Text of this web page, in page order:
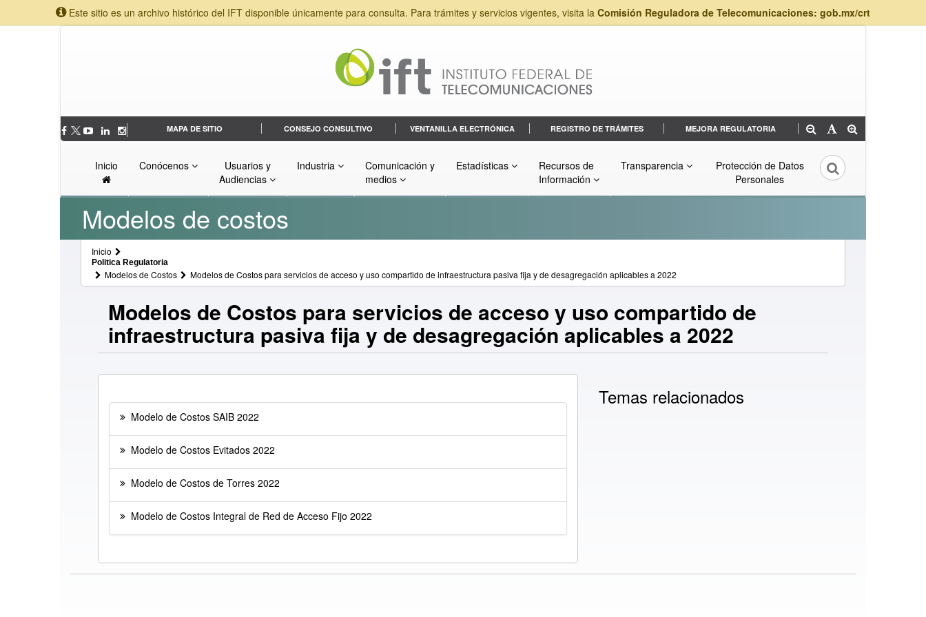
Este sitio es un archivo histórico del IFT disponible únicamente para consulta. Para trámites y servicios vigentes, visita la Comisión Reguladora de Telecomunicaciones: gob.mx/crt
MAPA DE SITIO CONSEJO CONSULTIVO VENTANILLA ELECTRÓNICA REGISTRO DE TRÁMITES MEJORA REGULATORIA
Inicio Conócenos
Usuarios y
Audiencias
Industria
Comunicación y
medios
Estadísticas
Recursos de
Información
Transparencia
Protección de Datos
Personales
Modelos de costos
Inicio
Politica Regulatoria
Modelos de Costos Modelos de Costos para servicios de acceso y uso compartido de infraestructura pasiva fija y de desagregación aplicables a 2022
Modelos de Costos para servicios de acceso y uso compartido de
infraestructura pasiva fija y de desagregación aplicables a 2022
Modelo de Costos SAIB 2022
Modelo de Costos Evitados 2022
Modelo de Costos de Torres 2022
Modelo de Costos Integral de Red de Acceso Fijo 2022
Temas relacionados